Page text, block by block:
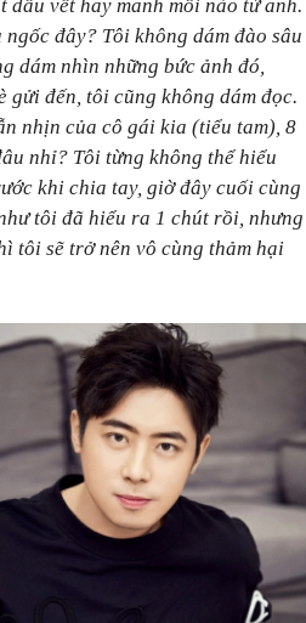
vết hay manh mối nào từ anh.
đây? Tôi không dám đào sâu
dám nhìn những bức ảnh đó,
đến, tôi cũng không dám đọc.
nhịn của cô gái kia (tiểu tam), 8
nhỉ? Tôi từng không thể hiểu
khi chia tay, giờ đây cuối cùng
tôi đã hiểu ra 1 chút rồi, nhưng
tôi sẽ trở nên vô cùng thảm hại